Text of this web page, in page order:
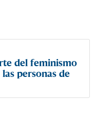
del feminismo
personas de